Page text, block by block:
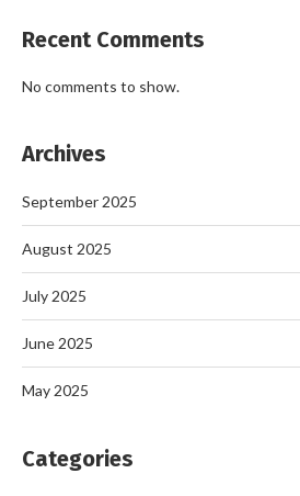
Recent Comments
No comments to show.
Archives
September 2025
August 2025
July 2025
June 2025
May 2025
Categories